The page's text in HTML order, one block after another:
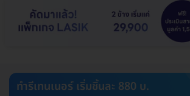
ทำรีเทนเนอร์ เริ่มชิ้นละ 880 บ.